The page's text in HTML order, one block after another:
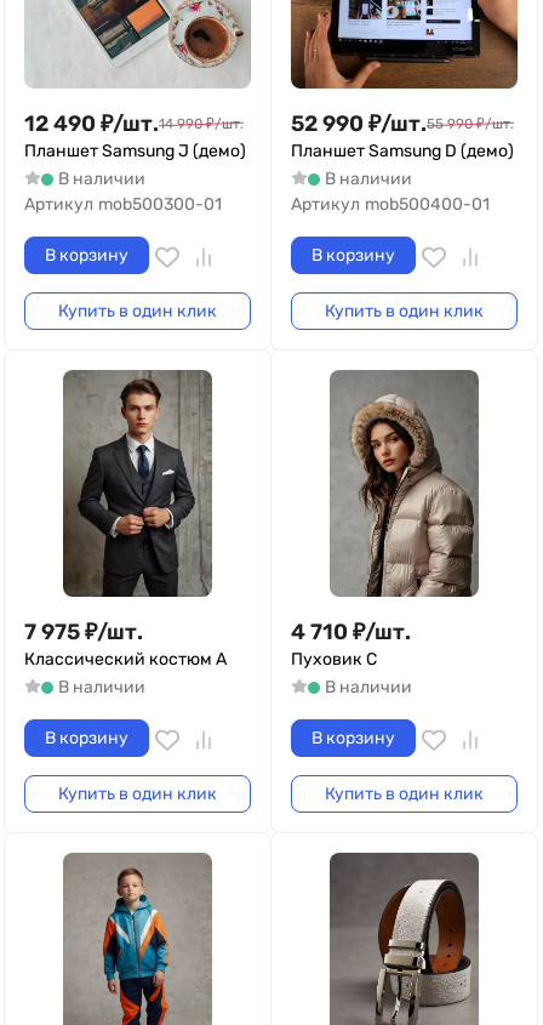
12 490 ₽/шт.14 990 ₽/шт.
Планшет Samsung J (демо)
В наличии
Артикул mob500300-01
В корзину
Купить в один клик
52 990 ₽/шт.55 990 ₽/шт.
Планшет Samsung D (демо)
В наличии
Артикул mob500400-01
В корзину
Купить в один клик
7 975₽/шт.
Классический костюм А
В наличии
В корзину
Купить в один клик
4 710 ₽/шт.
Пуховик С
В наличии
В корзину
Купить в один клик